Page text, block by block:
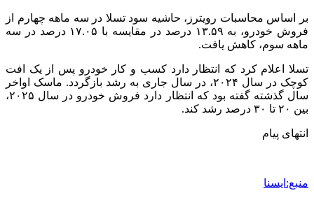
بر اساس محاسبات رویترز، حاشیه سود تسلا در سه ماهه چهارم از
فروش خودرو، به ۱۳.۵۹ درصد در مقایسه با ۱۷.۰۵ درصد در سه
ماهه سوم، کاهش یافت.
تسلا اعلام کرد که انتظار دارد کسب و کار خودرو پس از یک افت
کوچک در سال ۲۰۲۴، در سال جاری به رشد بازگردد. ماسک اواخر
سال گذشته گفته بود که انتظار دارد فروش خودرو در سال ۲۰۲۵،
بین ۲۰ تا ۳۰ درصد رشد کند.
انتهای پیام
منبع:ایسنا